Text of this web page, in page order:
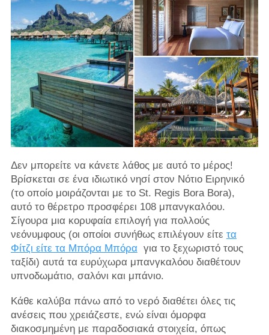
Δεν μπορείτε να κάνετε λάθος με αυτό το μέρος!
Βρίσκεται σε ένα ιδιωτικό νησί στον Νότιο Ειρηνικό
(το οποίο μοιράζονται με το St. Regis Bora Bora),
αυτό το θέρετρο προσφέρει 108 μπανγκαλόου.
Σίγουρα μια κορυφαία επιλογή για πολλούς
νεόνυμφους (οι οποίοι συνήθως επιλέγουν είτε τα
Φίτζι είτε τα Μπόρα Μπόραγια το ξεχωριστό τους
ταξίδι) αυτά τα ευρύχωρα μπανγκαλόου διαθέτουν
υπνοδωμάτιο, σαλόνι και μπάνιο.
Κάθε καλύβα πάνω από το νερό διαθέτει όλες τις
ανέσεις που χρειάζεστε, ενώ είναι όμορφα
διακοσμημένη με παραδοσιακά στοιχεία, όπως